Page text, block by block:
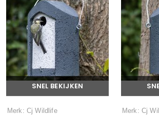
SNEL BEKIJKEN
Merk: Cj Wildlife Merk: Cj